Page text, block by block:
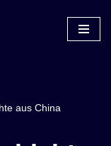
aus China